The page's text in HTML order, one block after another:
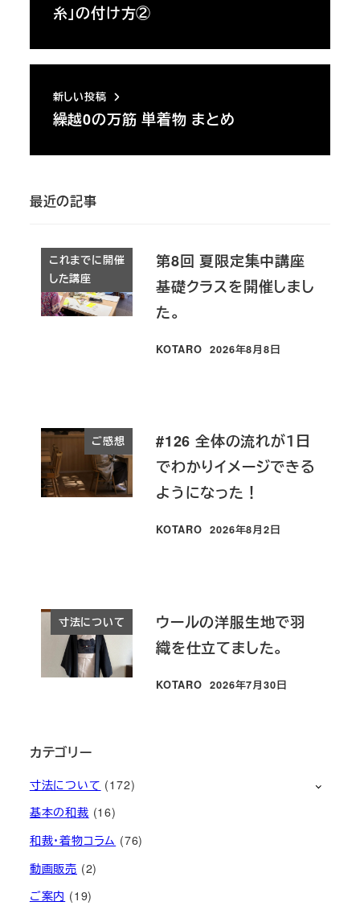
糸」の付け方②
新しい投稿
繰越0の万筋 単着物 まとめ
最近の記事
これまでに開催
した講座
第8回 夏限定集中講座
基礎クラスを開催しまし
た。
KOTARO
投稿日
2026年8月8日
ご感想
#126 全体の流れが１日
でわかりイメージできる
ようになった！
KOTARO
投稿日
2026年8月2日
寸法について
ウールの洋服生地で羽
織を仕立てました。
KOTARO
投稿日
2026年7月30日
カテゴリー
寸法について (172)
基本の和裁 (16)
和裁・着物コラム (76)
動画販売 (2)
ご案内 (19)